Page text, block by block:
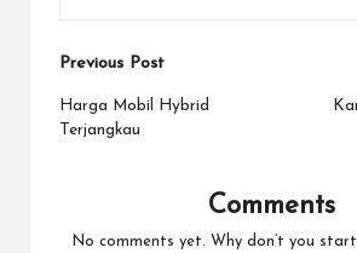
Post
navigation
Previous Post
Harga Mobil Hybrid
Terjangkau
Comments
No comments yet. Why don’t you